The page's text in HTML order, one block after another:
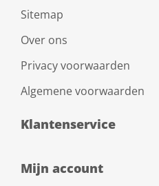
Sitemap
Over ons
Privacy voorwaarden
Algemene voorwaarden
Klantenservice
Mijn account